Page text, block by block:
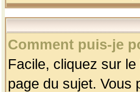
Comment puis-je
Facile, cliquez sur
page du sujet. Vous